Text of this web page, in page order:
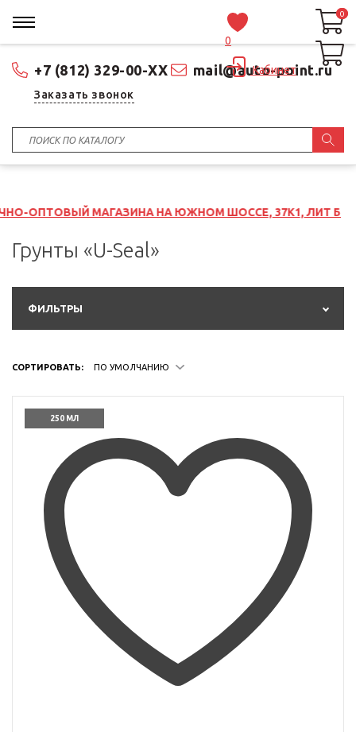
+7 (812) 329-00-XX mail@auto-point.ru
Заказать звонок
0
Кабинет
0
0
МАГАЗИНА НА ЮЖНОМ ШОССЕ, 37К1, ЛИТ Б
Грунты «U-Seal»
ФИЛЬТРЫ
СОРТИРОВАТЬ: ПО УМОЛЧАНИЮ
250 МЛ